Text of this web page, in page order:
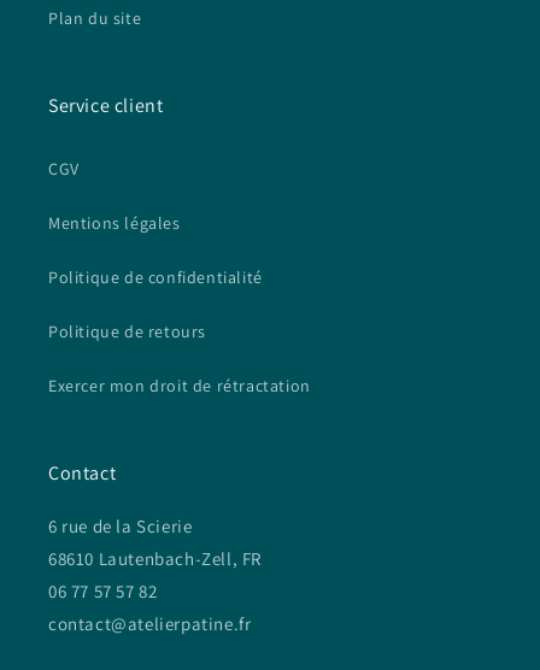
Plan du site
Service client
CGV
Mentions légales
Politique de confidentialité
Politique de retours
Exercer mon droit de rétractation
Contact
6 rue de la Scierie
68610 Lautenbach-Zell, FR
06 77 57 57 82
contact@atelierpatine.fr